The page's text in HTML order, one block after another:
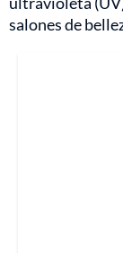
salones de